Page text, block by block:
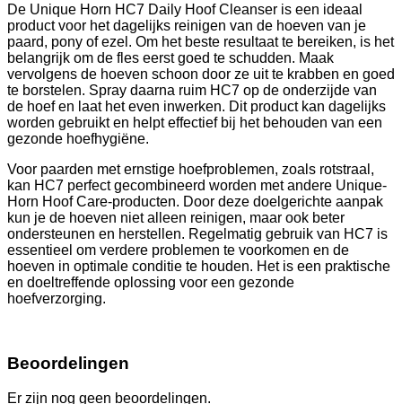
De Unique Horn HC7 Daily Hoof Cleanser is een ideaal
product voor het dagelijks reinigen van de hoeven van je
paard, pony of ezel. Om het beste resultaat te bereiken, is het
belangrijk om de fles eerst goed te schudden. Maak
vervolgens de hoeven schoon door ze uit te krabben en goed
te borstelen. Spray daarna ruim HC7 op de onderzijde van
de hoef en laat het even inwerken. Dit product kan dagelijks
worden gebruikt en helpt effectief bij het behouden van een
gezonde hoefhygiëne.
Voor paarden met ernstige hoefproblemen, zoals rotstraal,
kan HC7 perfect gecombineerd worden met andere Unique-
Horn Hoof Care-producten. Door deze doelgerichte aanpak
kun je de hoeven niet alleen reinigen, maar ook beter
ondersteunen en herstellen. Regelmatig gebruik van HC7 is
essentieel om verdere problemen te voorkomen en de
hoeven in optimale conditie te houden. Het is een praktische
en doeltreffende oplossing voor een gezonde
hoefverzorging.
Beoordelingen
Er zijn nog geen beoordelingen.